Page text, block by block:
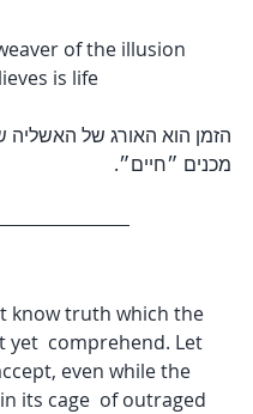
of the illusion
is life
הזמן הוא האורג של האשליה
מכנים ״חיים״.
know truth which the
yet  comprehend. Let
even while the
its cage  of outraged